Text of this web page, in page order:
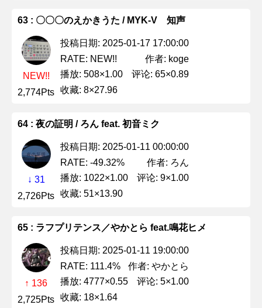
63 : 〇〇〇のえかきうた / MYK-V 知声
NEW!!
2,774Pts
投稿日期: 2025-01-17 17:00:00
RATE: NEW!!
作者: koge
播放: 508×1.00
评论: 65×0.89
收藏: 8×27.96
64 : 夜の証明 / ろん feat. 初音ミク
↓ 31
2,726Pts
投稿日期: 2025-01-11 00:00:00
RATE: -49.32%
作者: ろん
播放: 1022×1.00
评论: 9×1.00
收藏: 51×13.90
65 : ラフプリテンス／やかとら feat.鳴花ヒメ
↑ 136
2,725Pts
投稿日期: 2025-01-11 19:00:00
RATE: 111.4%
作者: やかとら
播放: 4777×0.55
评论: 5×1.00
收藏: 18×1.64